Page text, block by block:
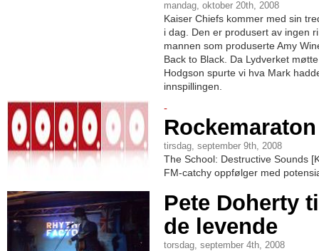
mandag, oktober 20th, 2008
Kaiser Chiefs kommer med sin
i dag. Den er produsert av ingen
mannen som produserte Amy
Back to Black. Da Lydverket
Hodgson spurte vi hva Mark
innspillingen.
-
Rockemaraton
tirsdag, september 9th, 2008
The School: Destructive Sounds
FM-catchy oppfølger med
Pete Doherty
de levende
torsdag, september 4th, 2008